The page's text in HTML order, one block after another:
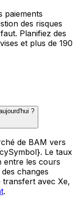
paiements
des risques
Planifiez des
et plus de 190
?
de BAM vers
Le taux
entre les cours
changes
transfert avec Xe,
.